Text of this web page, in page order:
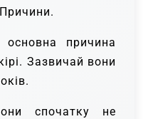
причина
Зазвичай вони
спочатку не